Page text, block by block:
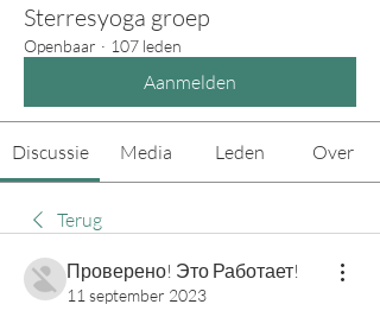
Sterresyoga groep
Openbaar · 107 leden
Aanmelden
Discussie Media Leden Over
Terug
Проверено! Это Работает!
11 september 2023